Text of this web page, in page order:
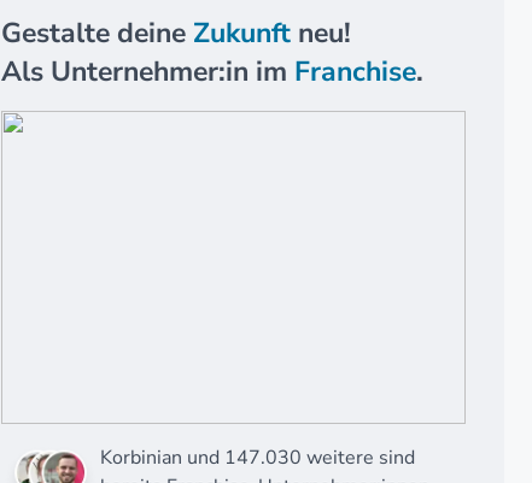
Gestalte deine Zukunftneu!
Als Unternehmer:in im Franchise.
Korbinian und 147.030 weitere sind